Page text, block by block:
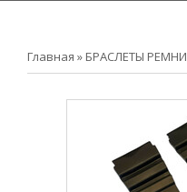
Главная » БРАСЛЕТЫ РЕМНИ